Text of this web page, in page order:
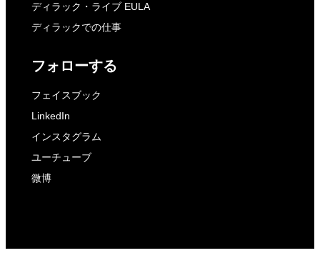
ディラック・ライブ EULA
ディラックでの仕事
フォローする
フェイスブック
LinkedIn
インスタグラム
ユーチューブ
微博